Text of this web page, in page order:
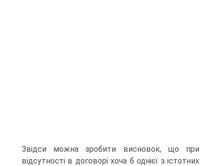
Звідси можна зробити висновок, що при
відсутності в договорі хоча б однієї з істотних